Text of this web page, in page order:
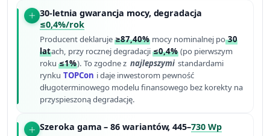
30-letnia gwarancja mocy, degradacja
≤0,4%/rok
Producent deklaruje≥87,40% mocy nominalnej po30
latach, przy rocznej degradacji≤0,4% (po pierwszym
roku≤1%). To zgodne z najlepszymi standardami
rynku TOPCon i daje inwestorom pewność
długoterminowego modelu finansowego bez korekty na
przyspieszoną degradację.
Szeroka gama – 86 wariantów, 445–730 Wp